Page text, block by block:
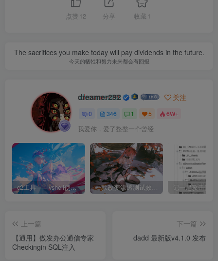
点赞 12 分享 收藏 1
The sacrifices you make today will pay dividends in the future.
今天的牺牲和努力未来都会有回报
dreamer292 关注
0 346 1 5 6W+
我爱你，爱了整整一个曾经
c2工具——vshell使用和下载 一款改变渗透测试效率的黑科技 —— dddd
上一篇
【通用】傲发办公通信专家
Checkingin SQL注入
下一篇
dadd 最新版v4.1.0 发布